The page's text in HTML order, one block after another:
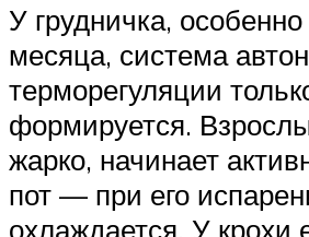
У грудничка,
месяца, система
терморегуляции
формируется.
жарко, начинает
пот — при его
охлаждается. У крохи